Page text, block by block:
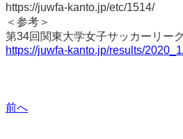
https://juwfa-kanto.jp/etc/1514/
＜参考＞
第34回関東大学女子サッカーリー
https://juwfa-kanto.jp/results/
前へ